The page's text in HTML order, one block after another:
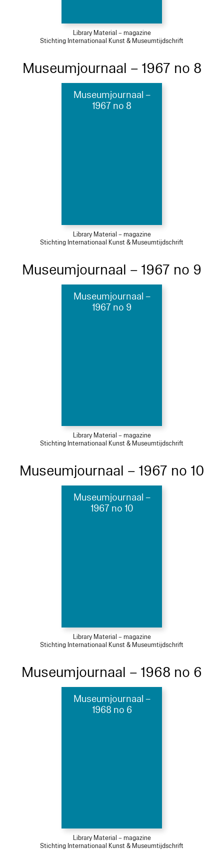
Library Material – magazine
Stichting Internationaal Kunst & Museumtijdschrift
Museumjournaal – 1967 no 8
Museumjournaal –
1967 no 8
Library Material – magazine
Stichting Internationaal Kunst & Museumtijdschrift
Museumjournaal – 1967 no 9
Museumjournaal –
1967 no 9
Library Material – magazine
Stichting Internationaal Kunst & Museumtijdschrift
Museumjournaal – 1967 no 10
Museumjournaal –
1967 no 10
Library Material – magazine
Stichting Internationaal Kunst & Museumtijdschrift
Museumjournaal – 1968 no 6
Museumjournaal –
1968 no 6
Library Material – magazine
Stichting Internationaal Kunst & Museumtijdschrift